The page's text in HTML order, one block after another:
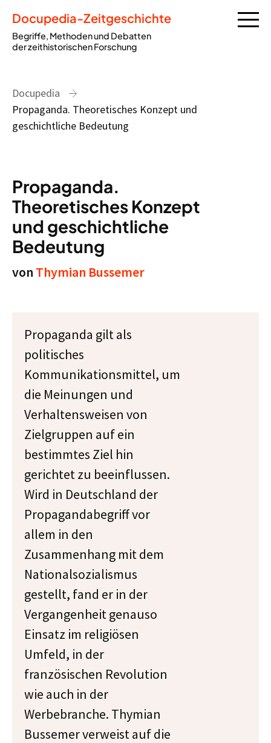
Docupedia-Zeitgeschichte
Begriffe, Methoden und Debatten
der zeithistorischen Forschung
Docupedia
Propaganda. Theoretisches Konzept und
geschichtliche Bedeutung
Propaganda.
Theoretisches Konzept
und geschichtliche
Bedeutung
von Thymian Bussemer
Propaganda gilt als
politisches
Kommunikationsmittel, um
die Meinungen und
Verhaltensweisen von
Zielgruppen auf ein
bestimmtes Ziel hin
gerichtet zu beeinflussen.
Wird in Deutschland der
Propagandabegriff vor
allem in den
Zusammenhang mit dem
Nationalsozialismus
gestellt, fand er in der
Vergangenheit genauso
Einsatz im religiösen
Umfeld, in der
französischen Revolution
wie auch in der
Werbebranche. Thymian
Bussemer verweist auf die